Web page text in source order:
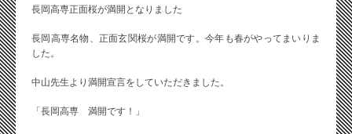
長岡高専正面桜が満開となりました
長岡高専名物、正面玄関桜が満開です。今年も春がやってまいりま
した。
中山先生より満開宣言をしていただきました。
「長岡高専 満開です！」